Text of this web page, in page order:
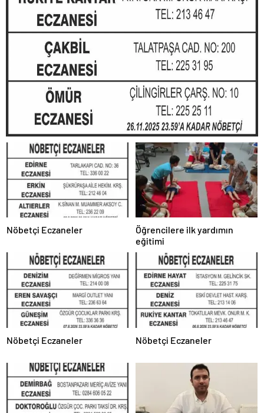
Nöbetçi Eczaneler
Öğrencilere ilk yardımın
eğitimi
Nöbetçi Eczaneler Nöbetçi Eczaneler